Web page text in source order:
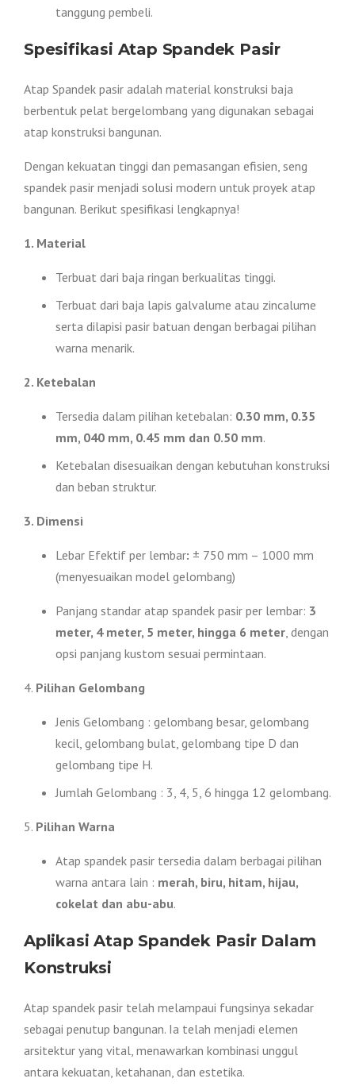
tanggung pembeli.
Spesifikasi Atap Spandek Pasir
Atap Spandek pasir adalah material konstruksi baja
berbentuk pelat bergelombang yang digunakan sebagai
atap konstruksi bangunan.
Dengan kekuatan tinggi dan pemasangan efisien, seng
spandek pasir menjadi solusi modern untuk proyek atap
bangunan. Berikut spesifikasi lengkapnya!
1. Material
Terbuat dari baja ringan berkualitas tinggi.
Terbuat dari baja lapis galvalume atau zincalume
serta dilapisi pasir batuan dengan berbagai pilihan
warna menarik.
2. Ketebalan
Tersedia dalam pilihan ketebalan: 0.30 mm, 0.35
mm, 040 mm, 0.45 mm dan 0.50 mm.
Ketebalan disesuaikan dengan kebutuhan konstruksi
dan beban struktur.
3. Dimensi
Lebar Efektif per lembar: ± 750 mm – 1000 mm
(menyesuaikan model gelombang)
Panjang standar atap spandek pasir per lembar: 3
meter, 4 meter, 5 meter, hingga 6 meter, dengan
opsi panjang kustom sesuai permintaan.
4. Pilihan Gelombang
Jenis Gelombang : gelombang besar, gelombang
kecil, gelombang bulat, gelombang tipe D dan
gelombang tipe H.
Jumlah Gelombang : 3, 4, 5, 6 hingga 12 gelombang.
5. Pilihan Warna
Atap spandek pasir tersedia dalam berbagai pilihan
warna antara lain : merah, biru, hitam, hijau,
cokelat dan abu-abu.
Aplikasi Atap Spandek Pasir Dalam
Konstruksi
Atap spandek pasir telah melampaui fungsinya sekadar
sebagai penutup bangunan. Ia telah menjadi elemen
arsitektur yang vital, menawarkan kombinasi unggul
antara kekuatan, ketahanan, dan estetika.